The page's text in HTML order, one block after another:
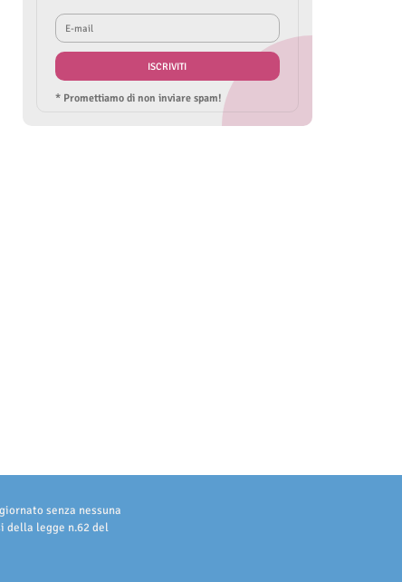
* Promettiamo di non inviare spam!
senza nessuna
della legge n.62 del